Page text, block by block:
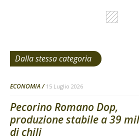
Dalla stessa categoria
ECONOMIA 15 Luglio 2026
Pecorino Romano Dop,
produzione stabile a 39
di chili